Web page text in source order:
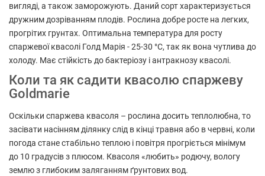
вигляді, а також заморожують. Даний сорт характеризується
дружним дозріванням плодів. Рослина добре росте на легких,
прогрітих грунтах. Оптимальна температура для росту
спаржевої квасолі Голд Марія - 25-30 °С, так як вона чутлива до
холоду. Має стійкість до бактеріозу і антракнозу квасолі.
Коли та як садити квасолю спаржеву
Goldmarie
Оскільки спаржева квасоля – рослина досить теплолюбна, то
засівати насінням ділянку слід в кінці травня або в червні, коли
погода стане стабільно теплою і повітря прогріється мінімум
до 10 градусів з плюсом. Квасоля «любить» родючу, вологу
землю з глибоким заляганням ґрунтових вод.